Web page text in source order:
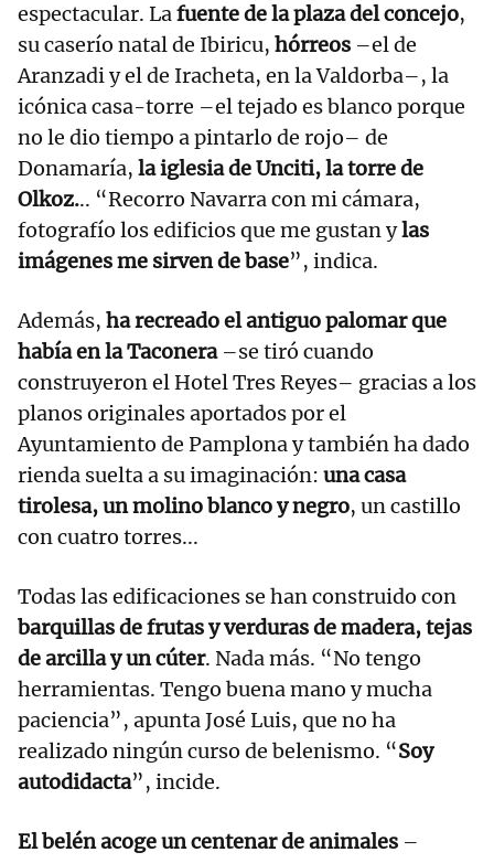
espectacular. Lafuente de la plaza del concejo,
su caserío natal de Ibiricu, hórreos –el de
Aranzadi y el de Iracheta, en la Valdorba–, la
icónica casa-torre –el tejado es blanco porque
no le dio tiempo a pintarlo de rojo– de
Donamaría, la iglesia de Unciti, la torre de
Olkoz... “Recorro Navarra con mi cámara,
fotografío los edificios que me gustan ylas
imágenes me sirven de base”, indica.
Además, ha recreado el antiguo palomar que
había en la Taconera–se tiró cuando
construyeron el Hotel Tres Reyes– gracias a los
planos originales aportados por el
Ayuntamiento de Pamplona y también ha dado
rienda suelta a su imaginación: una casa
tirolesa, un molino blanco y negro, un castillo
con cuatro torres...
Todas las edificaciones se han construido con
barquillas de frutas y verduras de madera, tejas
de arcilla y un cúter. Nada más. “No tengo
herramientas. Tengo buena mano y mucha
paciencia”, apunta José Luis, que no ha
realizado ningún curso de belenismo. “Soy
autodidacta”, incide.
El belén acoge un centenar de animales –